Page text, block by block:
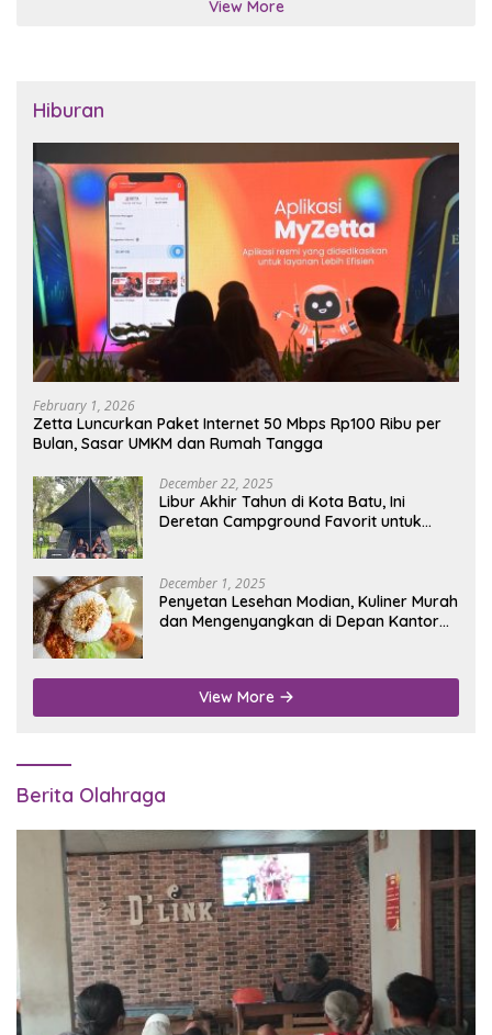
View More
Hiburan
February 1, 2026
Zetta Luncurkan Paket Internet 50 Mbps Rp100 Ribu per
Bulan, Sasar UMKM dan Rumah Tangga
December 22, 2025
Libur Akhir Tahun di Kota Batu, Ini
Deretan Campground Favorit untuk
December 1, 2025
Penyetan Lesehan Modian, Kuliner Murah
dan Mengenyangkan di Depan Kantor
View More
Berita Olahraga